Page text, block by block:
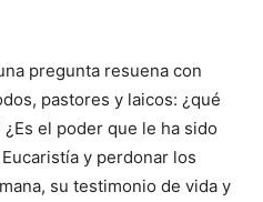
pregunta resuena con
pastores y laicos: ¿qué
el poder que le ha sido
y perdonar los
su testimonio de vida y